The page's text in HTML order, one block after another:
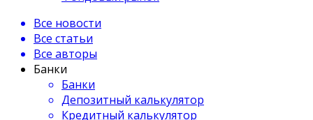
Все новости
Все статьи
Все авторы
Банки
Банки
Депозитный калькулятор
Кредитный калькулятор